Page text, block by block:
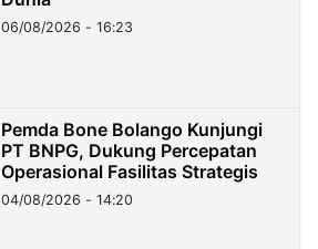
06/08/2026 - 16:23
Pemda Bone Bolango Kunjungi
PT BNPG, Dukung Percepatan
Operasional Fasilitas Strategis
04/08/2026 - 14:20